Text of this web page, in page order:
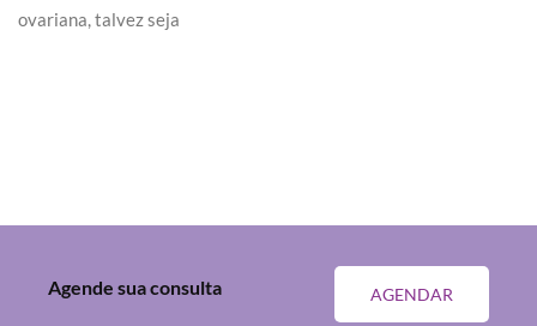
ovariana, talvez seja
AGENDAR
Agende sua consulta